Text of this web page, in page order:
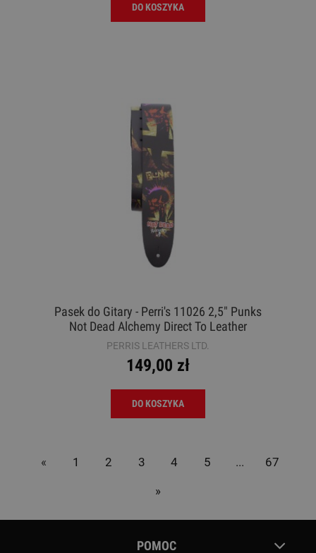
DO KOSZYKA
Pasek do Gitary - Perri's 11026 2,5" Punks
Not Dead Alchemy Direct To Leather
PERRIS LEATHERS LTD.
149,00 zł
DO KOSZYKA
« 1 2 3 4 5 ... 67
»
POMOC